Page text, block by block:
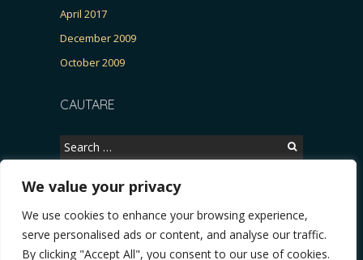
We value your privacy
We use cookies to enhance your browsing experience,
serve personalised ads or content, and analyse our traffic.
By clicking "Accept All", you consent to our use of cookies.
April 2017
December 2009
October 2009
CAUTARE
Search
for:
Copyright © 2026, CERTITUDINEA.
Patria, parlamentarele și presa * VIDEO. Viata lui Eminescu (Necenzurat).